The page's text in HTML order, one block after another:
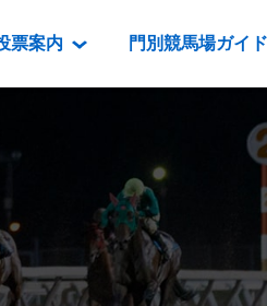
番組・級別表ダウンロード
開催カレンダー
重賞競走体系図
考VTR
ジェスト
ェスト
票案内
電話・インターネット投
場外発売所
実況・テレホンサービス
発売・払戻
門別競馬場ガイド
場情報
場グルメ
っこジンギスカン
み食堂
ンビニフードカフェ